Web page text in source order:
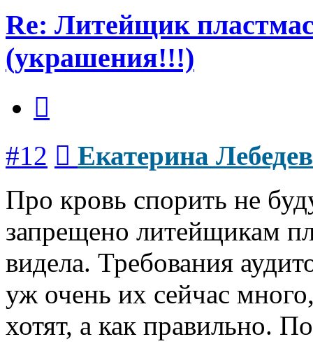
Re: Литейщик
(украшения!!!)
#12
Екатерина
Про кровь спорить не
запрещено литейщикам
видела. Требования
уж очень их сейчас
хотят, а как правильно.